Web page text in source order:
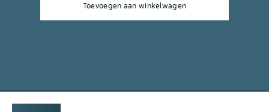
Toevoegen aan winkelwagen